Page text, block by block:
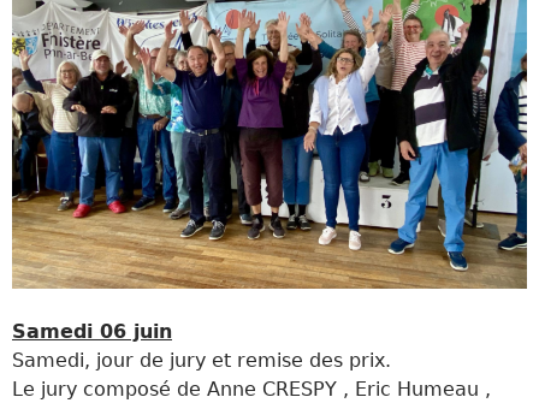
Samedi 06 juin
Samedi, jour de jury et remise des prix.
Le jury composé de Anne CRESPY , Eric Humeau ,